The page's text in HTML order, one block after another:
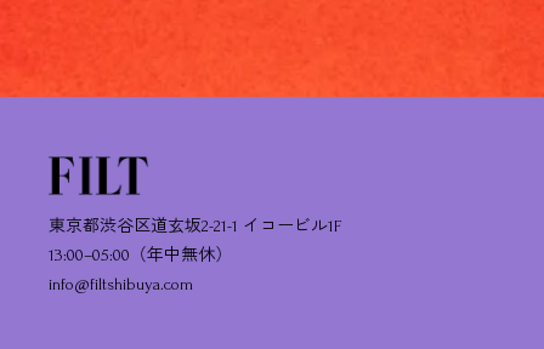
東京都渋谷区道玄坂2-21-1 イコービル1F
13:00–05:00（年中無休）
info@filtshibuya.com